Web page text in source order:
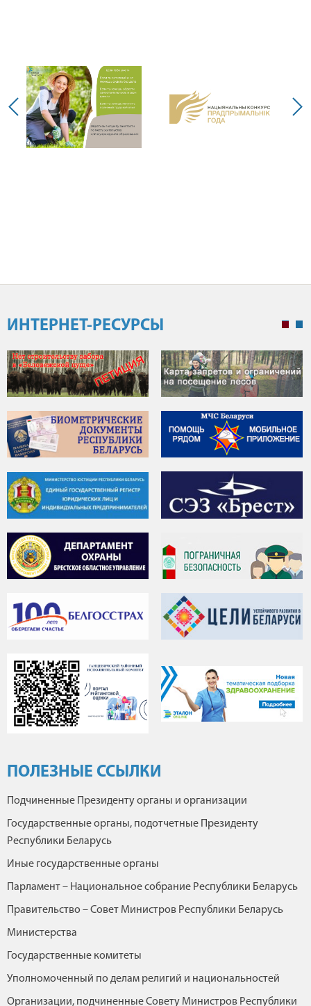
ИНТЕРНЕТ-РЕСУРСЫ
ПОЛЕЗНЫЕ ССЫЛКИ
Подчиненные Президенту органы и организации
Государственные органы, подотчетные Президенту
Республики Беларусь
Иные государственные органы
Парламент – Национальное собрание Республики Беларусь
Правительство – Совет Министров Республики Беларусь
Министерства
Государственные комитеты
Уполномоченный по делам религий и национальностей
Организации, подчиненные Совету Министров Республики